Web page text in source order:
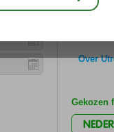
Over
Gekozen